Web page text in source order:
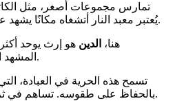
تمارس مجموعات أصغر، مثل
يُعتبر معبد النار أتشغاه مكانًا يشهد على هذا التراث الروحي القديم.
هنا، الدين هو إرث يوحد
المشهد الإنساني، خفي ومحترم.
تسمح هذه الحرية في العبادة،
بالحفاظ على طقوسه. تساهم في ثراء النسيج الاجتماعي الوطني.